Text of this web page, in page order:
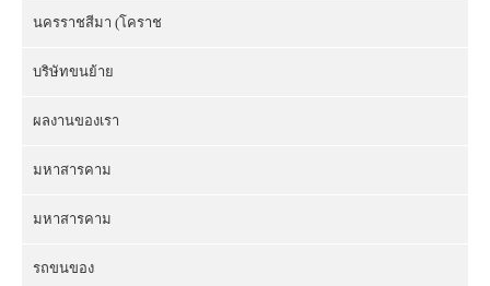
นครราชสีมา (โคราช
บริษัทขนย้าย
ผลงานของเรา
มหาสารคาม
มหาสารคาม
รถขนของ